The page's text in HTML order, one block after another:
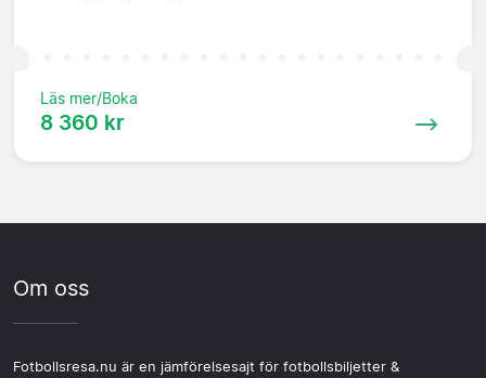
Läs mer/Boka
8 360 kr
Om oss
Fotbollsresa.nu är en jämförelsesajt för fotbollsbiljetter &